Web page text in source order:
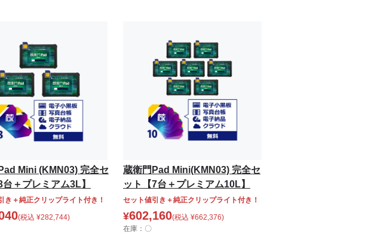
Mini (KMN03) 完全セ
台＋プレミアム3L】
き＋純正クリップライト付き！
(税込 ¥282,744)
蔵衛門Pad Mini(KMN03) 完全セ
ット【7台＋プレミアム10L】
セット値引き＋純正クリップライト付き！
¥602,160(税込 ¥662,376)
在庫：〇